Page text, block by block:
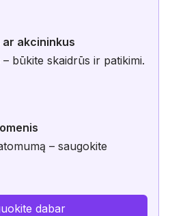
akcininkus
būkite skaidrūs ir patikimi.
– saugokite
dabar